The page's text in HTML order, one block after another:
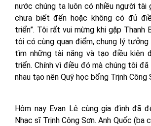
nước chúng ta luôn có nhiều người tài
chưa biết đến hoặc không có đủ
triển”. Tôi rất vui mừng khi gặp Thanh
tôi có cùng quan điểm, chung lý tưởng
tìm những tài năng và tạo điều kiện
triển. Chính vì điều đó mà chúng tôi
nhau tạo nên Quỹ học bổng Trịnh Công
Hôm nay Evan Lê cùng gia đình đã
Nhạc sĩ Trịnh Công Sơn. Anh Quốc (ba